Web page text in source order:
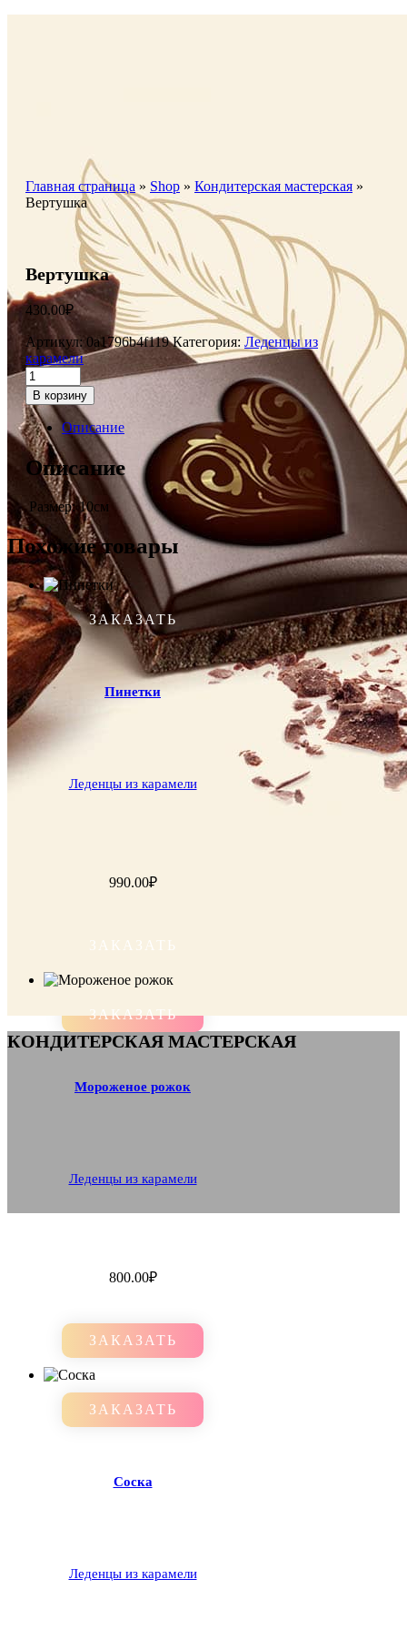
КОНДИТЕРСКАЯ МАСТЕРСКАЯ
Главная страница » Shop » Кондитерская мастерская »
Вертушка
Вертушка
430.00₽
Артикул: 0a1796b4f119 Категория: Леденцы из
карамели
В корзину
Описание
Описание
Размер: 10см
Похожие товары
ЗАКАЗАТЬ
Пинетки
Леденцы из карамели
990.00₽
ЗАКАЗАТЬ
ЗАКАЗАТЬ
Мороженое рожок
Леденцы из карамели
800.00₽
ЗАКАЗАТЬ
ЗАКАЗАТЬ
Соска
Леденцы из карамели